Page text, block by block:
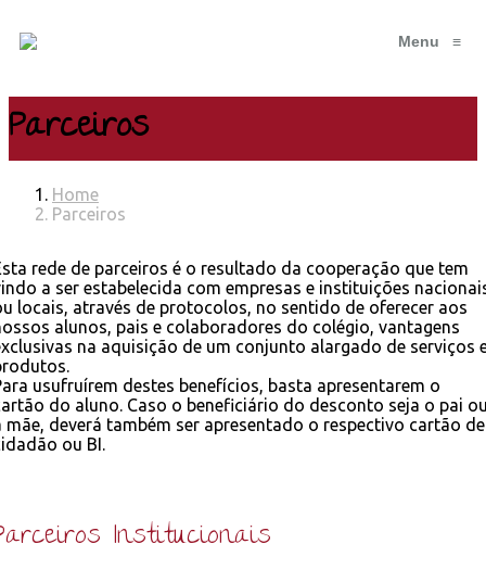
Menu ≡
Parceiros
Home
Parceiros
rede de parceiros é o resultado da cooperação que tem
a ser estabelecida com empresas e instituições
locais, através de protocolos, no sentido de oferecer aos
alunos, pais e colaboradores do colégio, vantagens
na aquisição de um conjunto alargado de serviços
usufruírem destes benefícios, basta apresentarem o
do aluno. Caso o beneficiário do desconto seja o pai
mãe, deverá também ser apresentado o respectivo cartão de
ou BI.
Institucionais